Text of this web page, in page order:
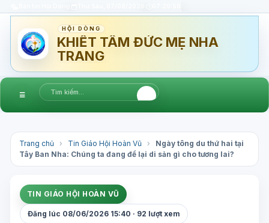
HỘI DÒNG
KHIẾT TÂM ĐỨC MẸ NHA
TRANG
☰
Trang chủ › Tin Giáo Hội Hoàn Vũ ›
Ngày tông du thứ hai tại
Tây Ban Nha: Chúng ta đang để lại di sản gì cho tương lai?
TIN GIÁO HỘI HOÀN VŨ
Đăng lúc 08/06/2026 15:40 · 92 lượt xem